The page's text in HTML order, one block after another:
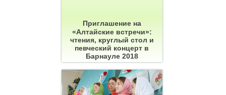
Приглашение на
«Алтайские встречи»:
чтения, круглый стол и
певческий концерт в
Барнауле 2018